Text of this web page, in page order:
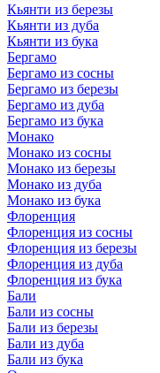
Кьянти из березы
Кьянти из дуба
Кьянти из бука
Бергамо
Бергамо из сосны
Бергамо из березы
Бергамо из дуба
Бергамо из бука
Монако
Монако из сосны
Монако из березы
Монако из дуба
Монако из бука
Флоренция
Флоренция из сосны
Флоренция из березы
Флоренция из дуба
Флоренция из бука
Бали
Бали из сосны
Бали из березы
Бали из дуба
Бали из бука